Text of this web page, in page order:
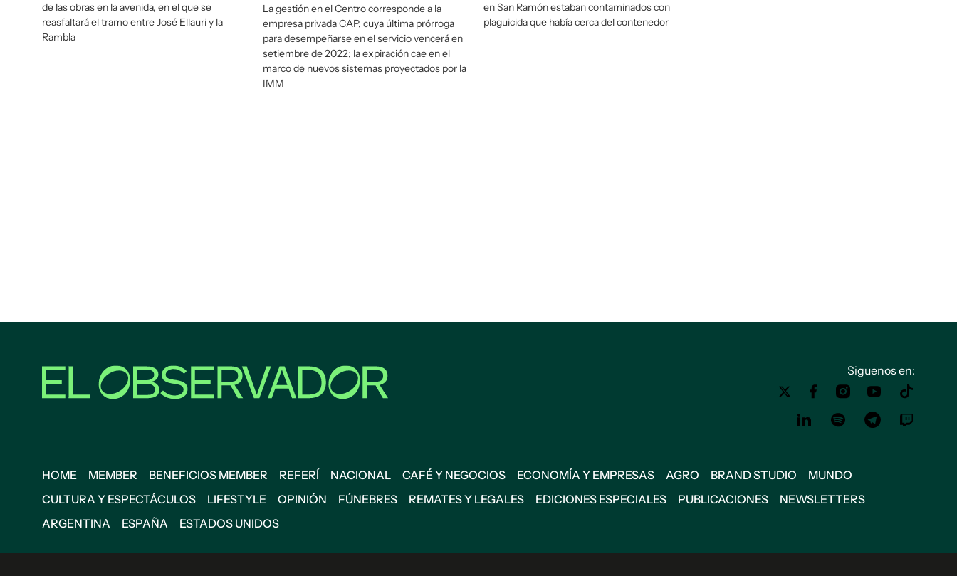
de las obras en la avenida, en el que se
reasfaltará el tramo entre José Ellauri y la
Rambla
La gestión en el Centro corresponde a la
empresa privada CAP, cuya última prórroga
para desempeñarse en el servicio vencerá en
setiembre de 2022; la expiración cae en el
marco de nuevos sistemas proyectados por la
IMM
en San Ramón estaban contaminados con
plaguicida que había cerca del contenedor
Siguenos en:
HOME MEMBER BENEFICIOS MEMBER REFERÍ NACIONAL CAFÉ Y NEGOCIOS ECONOMÍA Y EMPRESAS AGRO BRAND STUDIO
MUNDO
CULTURA Y ESPECTÁCULOS
LIFESTYLE OPINIÓN FÚNEBRES REMATES Y LEGALES EDICIONES ESPECIALES PUBLICACIONES
NEWSLETTERS
ARGENTINA
ESPAÑA ESTADOS UNIDOS